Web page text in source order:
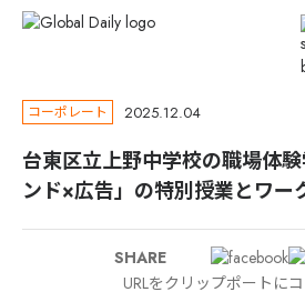
コーポレート 2025.12.04
台東区立上野中学校の職場体
ンド×広告」の特別授業とワー
SHARE
URLをクリップポートに